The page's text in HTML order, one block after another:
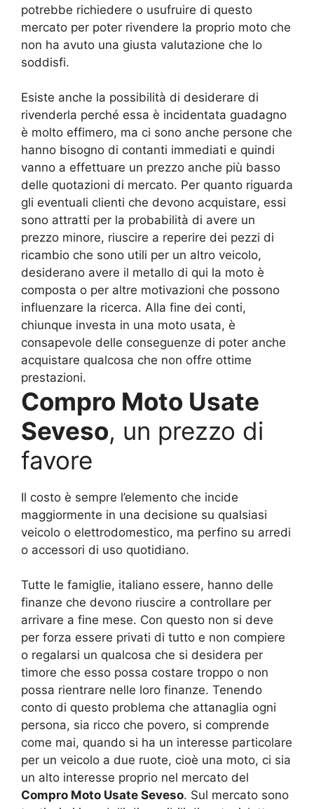
potrebbe richiedere o usufruire di questo
mercato per poter rivendere la proprio moto che
non ha avuto una giusta valutazione che lo
soddisfi.
Esiste anche la possibilità di desiderare di
rivenderla perché essa è incidentata guadagno
è molto effimero, ma ci sono anche persone che
hanno bisogno di contanti immediati e quindi
vanno a effettuare un prezzo anche più basso
delle quotazioni di mercato. Per quanto riguarda
gli eventuali clienti che devono acquistare, essi
sono attratti per la probabilità di avere un
prezzo minore, riuscire a reperire dei pezzi di
ricambio che sono utili per un altro veicolo,
desiderano avere il metallo di qui la moto è
composta o per altre motivazioni che possono
influenzare la ricerca. Alla fine dei conti,
chiunque investa in una moto usata, è
consapevole delle conseguenze di poter anche
acquistare qualcosa che non offre ottime
prestazioni.
Compro Moto Usate
Seveso, un prezzo di
favore
Il costo è sempre l’elemento che incide
maggiormente in una decisione su qualsiasi
veicolo o elettrodomestico, ma perfino su arredi
o accessori di uso quotidiano.
Tutte le famiglie, italiano essere, hanno delle
finanze che devono riuscire a controllare per
arrivare a fine mese. Con questo non si deve
per forza essere privati di tutto e non compiere
o regalarsi un qualcosa che si desidera per
timore che esso possa costare troppo o non
possa rientrare nelle loro finanze. Tenendo
conto di questo problema che attanaglia ogni
persona, sia ricco che povero, si comprende
come mai, quando si ha un interesse particolare
per un veicolo a due ruote, cioè una moto, ci sia
un alto interesse proprio nel mercato del
Compro Moto Usate Seveso. Sul mercato sono